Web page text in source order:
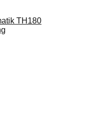
TH180